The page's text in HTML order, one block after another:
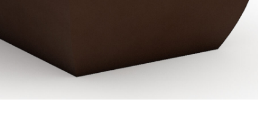
aby powiększyć